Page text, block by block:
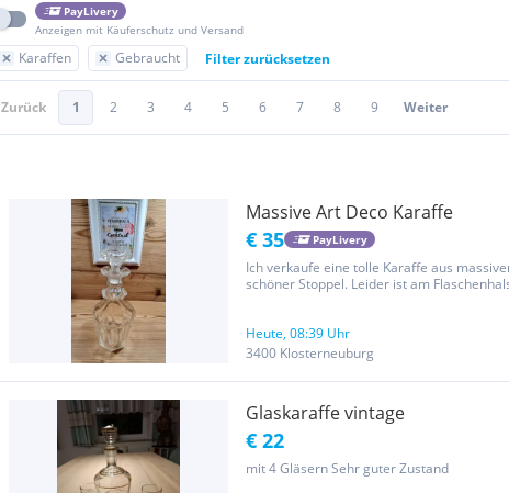
PayLivery
Anzeigen mit Käuferschutz und Versand
Karaffen Gebraucht Filter zurücksetzen
Zurück 1 2 3 4 5 6 7 8 9 Weiter
Massive Art Deco Karaffe
€ 35 PayLivery
Ich verkaufe eine tolle Karaffe aus
schöner Stoppel. Leider ist am
Heute, 08:39 Uhr
3400 Klosterneuburg
Glaskaraffe vintage
€ 22
mit 4 Gläsern Sehr guter Zustand